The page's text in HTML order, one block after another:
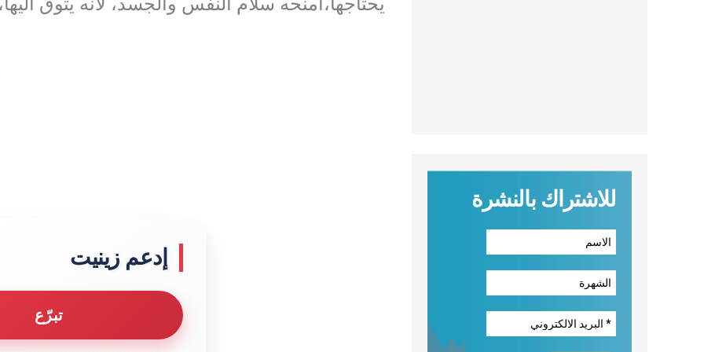
إدعم زينيت
تبرّع
للاشتراك بالنشرة